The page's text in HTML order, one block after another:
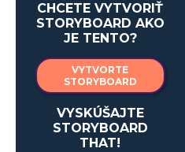
CHCETE VYTVORIŤ
STORYBOARD AKO
JE TENTO?
VYTVORTE
STORYBOARD
VYSKÚŠAJTE
STORYBOARD
THAT!